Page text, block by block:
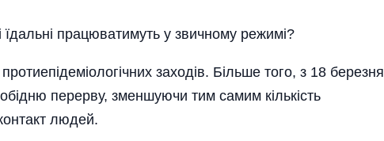
їдальні працюватимуть у звичному режимі?
заходів. Більше того, з 18 березня
перерву, зменшуючи тим самим кількість
людей.